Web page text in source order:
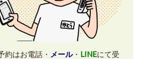
約はお電話・ メール・ LINEにて受